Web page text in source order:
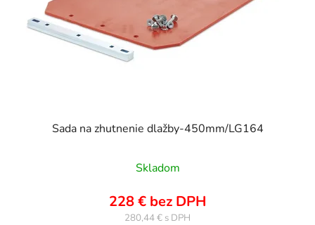
Sada na zhutnenie dlažby-450mm/LG164
Skladom
228 € bez DPH
280,44 €